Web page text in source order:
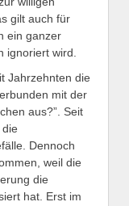
gilt auch für
ein ganzer
ignoriert wird.
Jahrzehnten die
mit der
aus?”. Seit
Dennoch
weil die
die
hat. Erst im